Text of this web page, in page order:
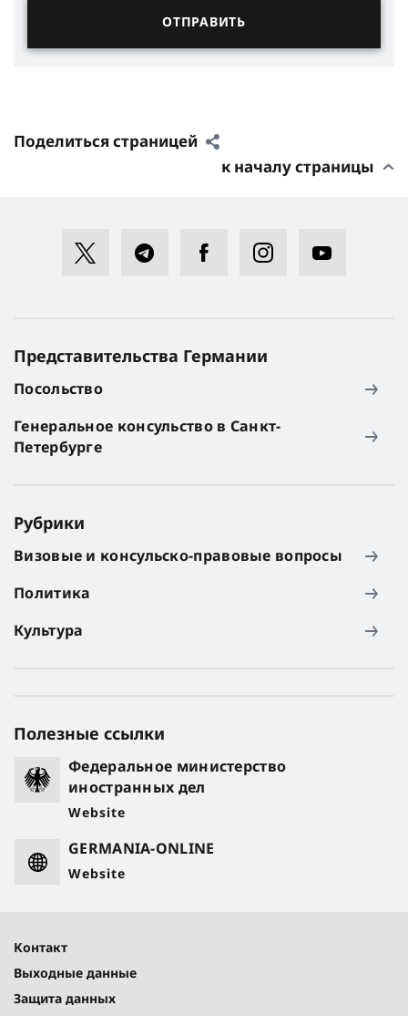
Поделиться страницей
к началу страницы
Представительства Германии
Посольство
Генеральное консульство в Санкт-
Петербурге
Рубрики
Визовые и консульско-правовые вопросы
Политика
Культура
Полезные ссылки
Федеральное министерство
иностранных дел
Website
GERMANIA-ONLINE
Website
Контакт
Выходные данные
Защита данных